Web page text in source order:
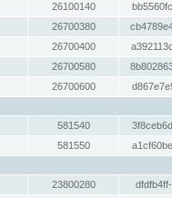
26100140
26700380
26700400
26700580
26700600
581540
581550
23800280